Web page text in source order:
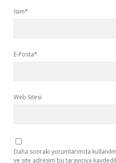
İsim*
E-Posta*
Web Sitesi
Daha sonraki yorumlarımda
ve site adresim bu tarayıcıya